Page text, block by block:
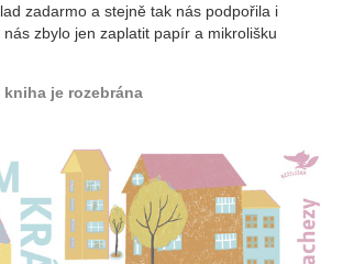
zadarmo a stejně tak nás podpořila i
zbylo jen zaplatit papír a mikrolišku
kniha je rozebrána